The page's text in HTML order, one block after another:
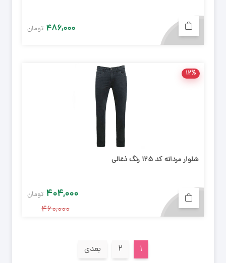
۴۸۶,۰۰۰ تومان
۱۲%
شلوار مردانه کد ۱۲۵ رنگ ذغالی
۴۶۰,۰۰۰
۴۰۴,۰۰۰ تومان
۱ ۲ بعدی